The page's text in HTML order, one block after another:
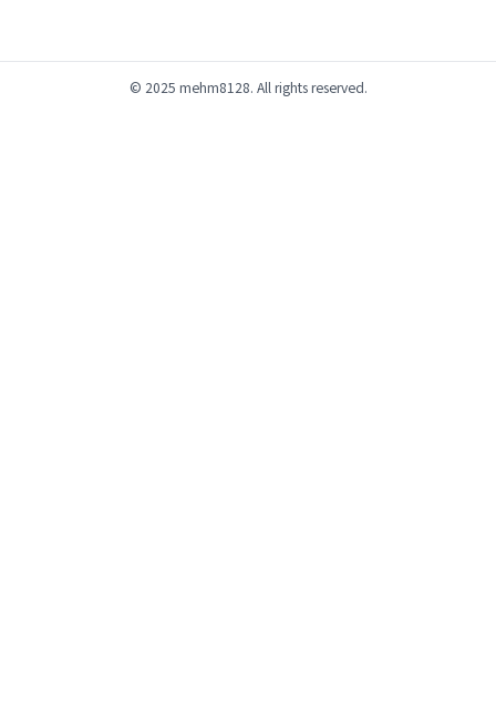
© 2025 mehm8128. All rights reserved.